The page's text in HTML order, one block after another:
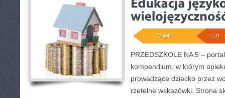
LUT -
ADMIN
PRZEDSZKOLE NA 5 –
kompendium, w którym
prowadzące dziecko przez
rzetelne wskazówki. Strona